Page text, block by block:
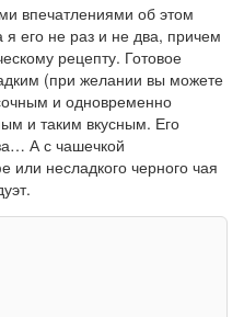
впечатлениями об этом
его не раз и не два, причем
рецепту. Готовое
(при желании вы можете
и одновременно
и таким вкусным. Его
А с чашечкой
или несладкого черного чая